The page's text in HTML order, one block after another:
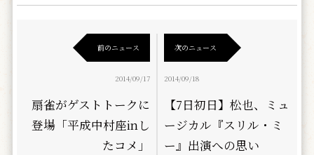
前のニュース
2014/09/17
扇雀がゲストトークに
登場「平成中村座inし
たコメ」
次のニュース
2014/09/18
【7日初日】松也、ミュ
ージカル『スリル・ミ
ー』出演への思い